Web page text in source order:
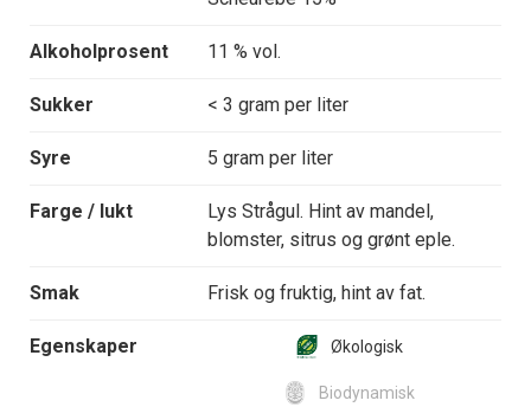
Alkoholprosent 11 % vol.
Sukker < 3 gram per liter
Syre 5 gram per liter
Farge / lukt
Lys Strågul. Hint av mandel,
blomster, sitrus og grønt eple.
Smak Frisk og fruktig, hint av fat.
Egenskaper Økologisk
Biodynamisk